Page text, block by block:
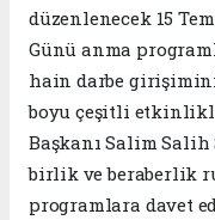
düzenlenecek 15
Günü anma
hain darbe
boyu çeşitli
Başkanı Salim
birlik ve beraberlik
programlara davet